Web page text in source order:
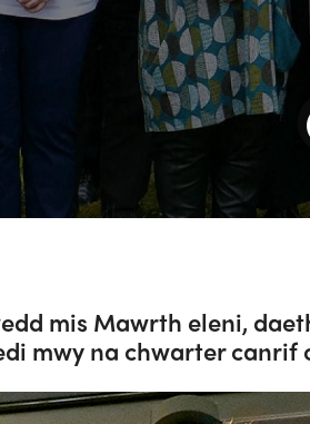
mis Mawrth eleni,
mwy na chwarter